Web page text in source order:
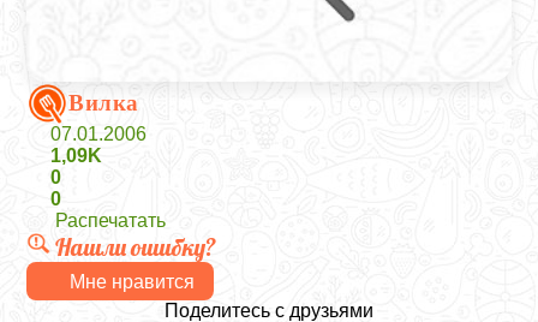
Вилка
07.01.2006
1,09K
0
0
Распечатать
Нашли ошибку?
Мне нравится
Поделитесь с друзьями